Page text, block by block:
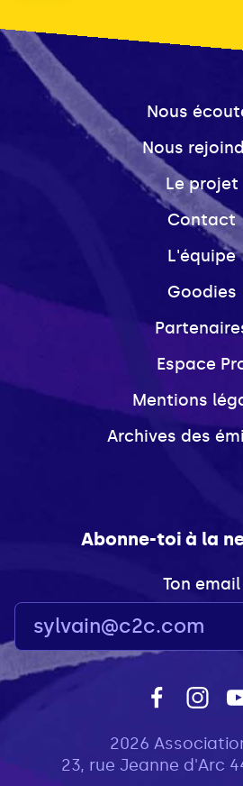
Nous
Nous
Le projet
Contact
L'équipe
Goodies
Espace
Mentions
Archives des
Abonne-toi à la
Ton email
2026
23, rue Jeanne d'Arc